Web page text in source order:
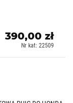
390,00 zł
Nr kat: 22509